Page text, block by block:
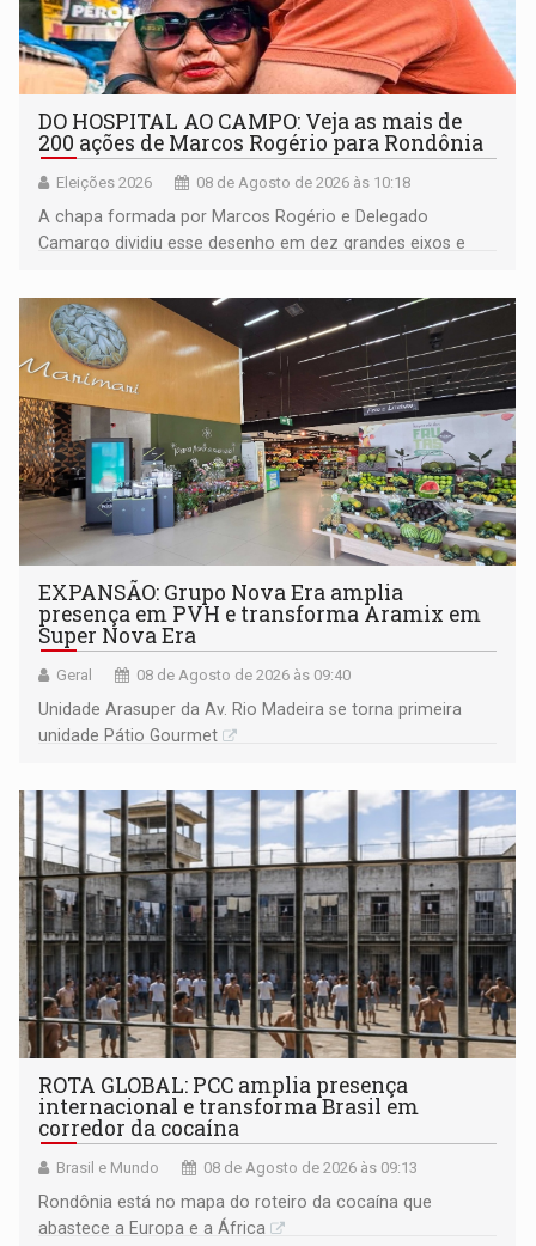
DO HOSPITAL AO CAMPO: Veja as mais de
200 ações de Marcos Rogério para Rondônia
Eleições 2026 08 de Agosto de 2026 às 10:18
A chapa formada por Marcos Rogério e Delegado
Camargo dividiu esse desenho em dez grandes eixos e
EXPANSÃO: Grupo Nova Era amplia
presença em PVH e transforma Aramix em
Super Nova Era
Geral 08 de Agosto de 2026 às 09:40
Unidade Arasuper da Av. Rio Madeira se torna primeira
unidade Pátio Gourmet
ROTA GLOBAL: PCC amplia presença
internacional e transforma Brasil em
corredor da cocaína
Brasil e Mundo 08 de Agosto de 2026 às 09:13
Rondônia está no mapa do roteiro da cocaína que
abastece a Europa e a África